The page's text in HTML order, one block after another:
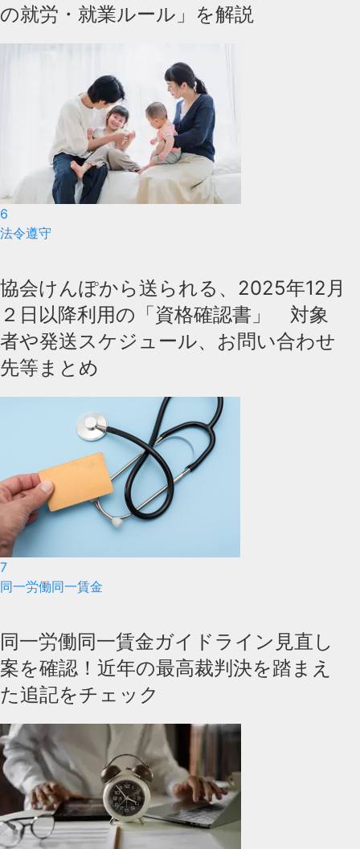
の就労・就業ルール」を解説
6
法令遵守
協会けんぽから送られる、2025年12月
２日以降利用の「資格確認書」 対象
者や発送スケジュール、お問い合わせ
先等まとめ
7
同一労働同一賃金
同一労働同一賃金ガイドライン見直し
案を確認！近年の最高裁判決を踏まえ
た追記をチェック